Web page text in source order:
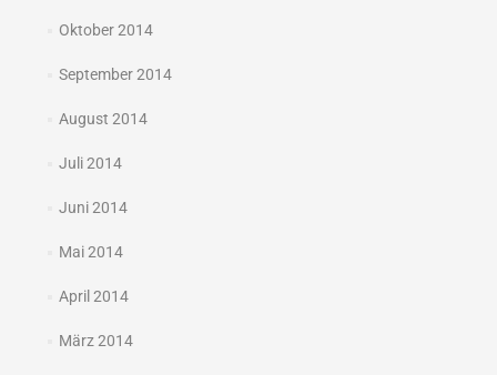
Oktober 2014
September 2014
August 2014
Juli 2014
Juni 2014
Mai 2014
April 2014
März 2014